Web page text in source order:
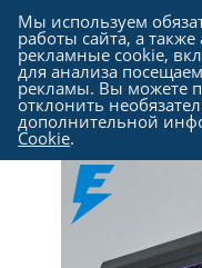
Каталог
Мы используем
работы сайта, а
рекламные cookie,
для анализа
рекламы. Вы можете
отклонить
дополнительной
Cookie.